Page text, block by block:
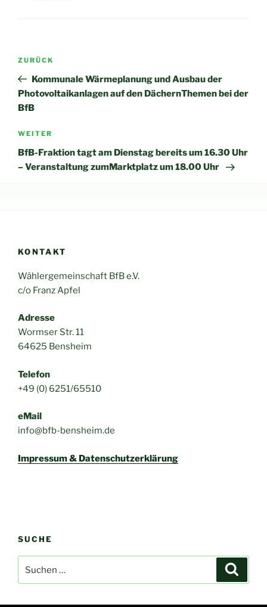
Beitragsnavigation
Vorheriger
Beitrag
ZURÜCK
Kommunale Wärmeplanung und Ausbau der
Photovoltaikanlagen auf den DächernThemen bei der
BfB
Nächster
Beitrag
WEITER
BfB-Fraktion tagt am Dienstag bereits um 16.30 Uhr
– Veranstaltung zumMarktplatz um 18.00 Uhr
KONTAKT
Wählergemeinschaft BfB e.V.
c/o Franz Apfel
Adresse
Wormser Str. 11
64625 Bensheim
Telefon
+49 (0) 6251/65510
eMail
info@bfb-bensheim.de
Impressum & Datenschutzerklärung
SUCHE
nach: